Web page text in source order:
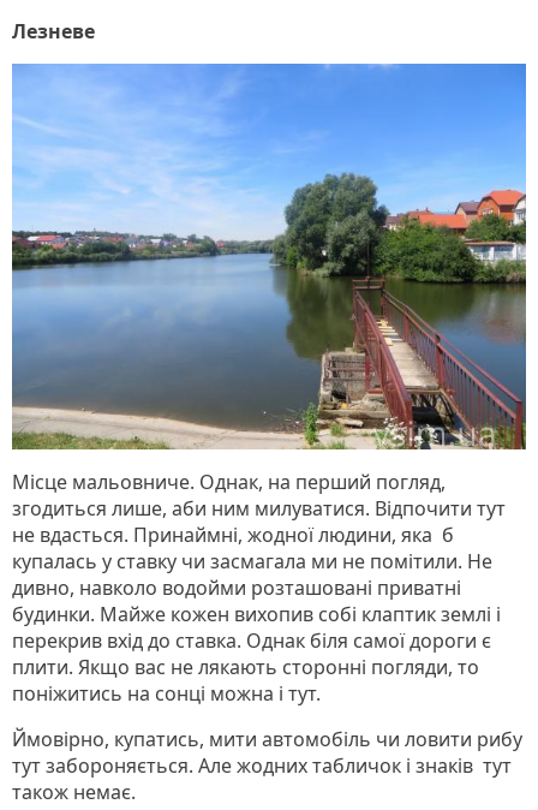
Лезневе
Місце мальовниче. Однак, на перший погляд,
згодиться лише, аби ним милуватися. Відпочити тут
не вдасться. Принаймні, жодної людини, яка б
купалась у ставку чи засмагала ми не помітили. Не
дивно, навколо водойми розташовані приватні
будинки. Майже кожен вихопив собі клаптик землі і
перекрив вхід до ставка. Однак біля самої дороги є
плити. Якщо вас не лякають сторонні погляди, то
поніжитись на сонці можна і тут.
Ймовірно, купатись, мити автомобіль чи ловити рибу
тут забороняється. Але жодних табличок і знаків тут
також немає.